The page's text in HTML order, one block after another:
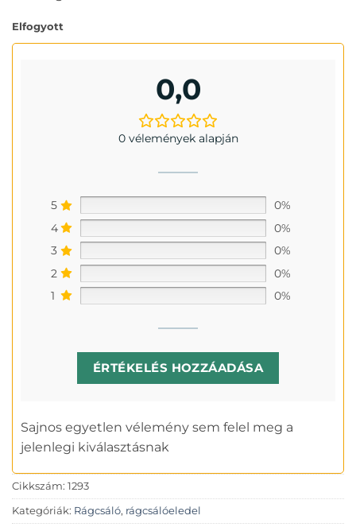
Elfogyott
0,0
0 vélemények alapján
5
0%
4
0%
3
0%
2
0%
1
0%
ÉRTÉKELÉS HOZZÁADÁSA
Sajnos egyetlen vélemény sem felel meg a
jelenlegi kiválasztásnak
Cikkszám: 1293
Kategóriák: Rágcsáló, rágcsálóeledel